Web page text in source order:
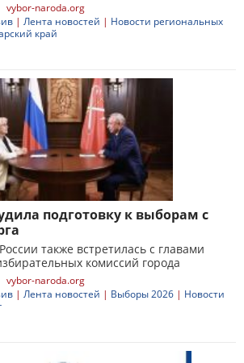
vybor-naroda.org
| Лента новостей | Новости региональных
край
подготовку к выборам с
также встретилась с главами
комиссий города
vybor-naroda.org
| Лента новостей | Выборы 2026 | Новости